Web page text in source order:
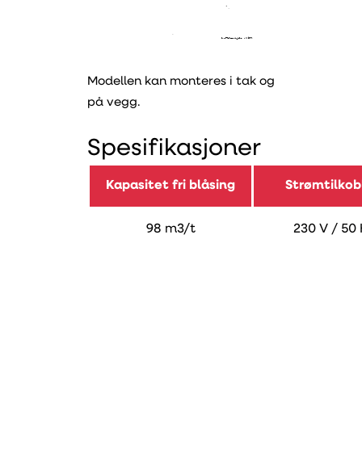
Modellen kan monteres i tak og
på vegg.
Spesifikasjoner
Kapasitet fri blåsing
98 m3/t 230 V / 50